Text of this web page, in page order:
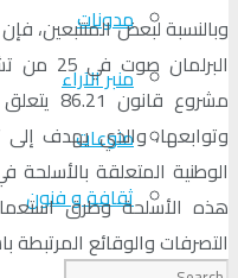
مدونات
منبر الآراء
منوعات
ثقافة و فنون
وبالنسبة لبعض المتتبعين، فإن
مشروع
وتوابعها، والذي يهدف إلى
الوطنية المتعلقة
هذه الأسلحة وطرق
التصرفات والوقائع المرتبطة